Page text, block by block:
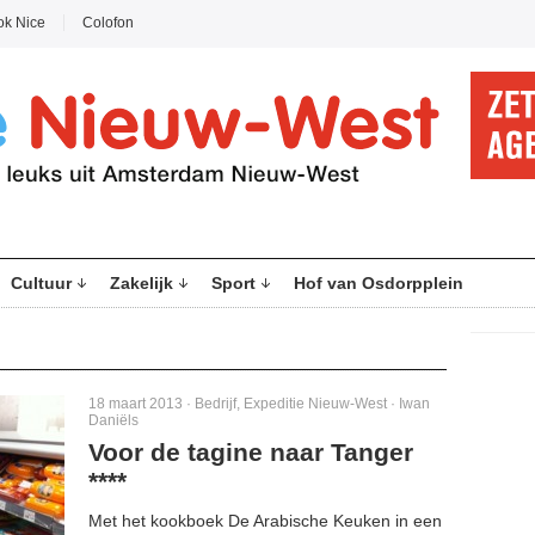
Nice Colofon
Cultuur Zakelijk Sport Hof van Osdorpplein
18 maart 2013 · Bedrijf, Expeditie Nieuw-West · Iwan
Daniëls
Voor de tagine naar Tanger
****
Met het kookboek De Arabische Keuken in een